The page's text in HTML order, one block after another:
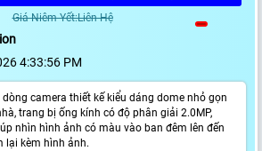
Giá Niêm Yết:Liên Hệ
4:33:56 PM
dòng camera thiết kế kiểu dáng dome nhỏ gọn
trang bị ống kính có độ phân giải 2.0MP,
nhìn hình ảnh có màu vào ban đêm lên đến
lại kèm hình ảnh.